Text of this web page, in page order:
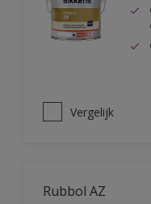
Vergelijk
Rubbol AZ